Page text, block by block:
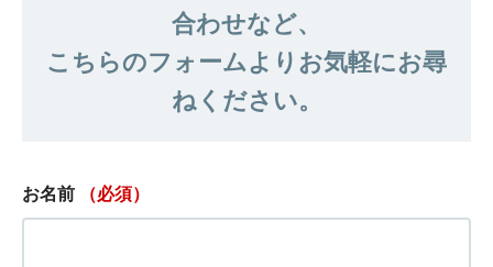
合わせなど、
こちらのフォームよりお気軽にお尋
ねください。
お名前 （必須）